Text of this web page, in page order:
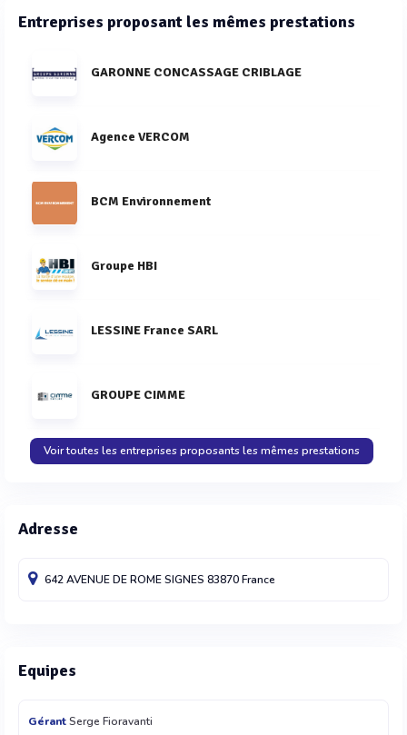
Entreprises proposant les mêmes prestations
GARONNE CONCASSAGE CRIBLAGE
Agence VERCOM
BCM Environnement
Groupe HBI
LESSINE France SARL
GROUPE CIMME
Voir toutes les entreprises proposants les mêmes prestations
Adresse
642 AVENUE DE ROMESIGNES 83870France
Equipes
GérantSerge Fioravanti